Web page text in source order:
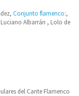
Conjunto flamenco:,
Albarrán , Lolo de
del Cante Flamenco